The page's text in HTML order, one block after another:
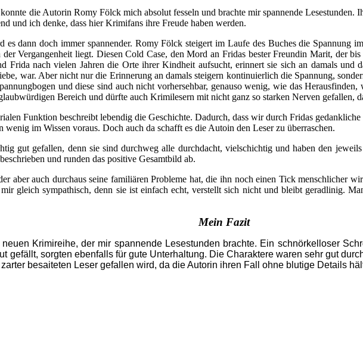
die Autorin Romy Fölck mich absolut fesseln und brachte mir spannende Lesestunden.
und ich denke, dass hier Krimifans ihre Freude haben werden.
dann doch immer spannender. Romy Fölck steigert im Laufe des Buches die Spannung
der Vergangenheit liegt. Diesen Cold Case, den Mord an Fridas bester Freundin Marit, der
Frida nach vielen Jahren die Orte ihrer Kindheit aufsucht, erinnert sie sich an damals und
war. Aber nicht nur die Erinnerung an damals steigern kontinuierlich die Spannung,
und diese sind auch nicht vorhersehbar, genauso wenig, wie das
Bereich und dürfte auch Krimilesern mit nicht ganz so starken Nerven gefallen,
Funktion beschreibt lebendig die Geschichte. Dadurch, dass wir durch Fridas
im Wissen voraus. Doch auch da schafft es die Autoin den Leser zu überraschen.
gut gefallen, denn sie sind durchweg alle durchdacht, vielschichtig und haben den
und runden das positive Gesamtbild ab.
aber auch durchaus seine familiären Probleme hat, die ihn noch einen Tick menschlicher
gleich sympathisch, denn sie ist einfach echt, verstellt sich nicht und bleibt geradlinig.
Mein Fazit
Krimireihe, der mir spannende Lesestunden brachte. Ein schnörkelloser
gefällt, sorgten ebenfalls für gute Unterhaltung. Die Charaktere waren sehr gut
besaiteten Leser gefallen wird, da die Autorin ihren Fall ohne blutige Details